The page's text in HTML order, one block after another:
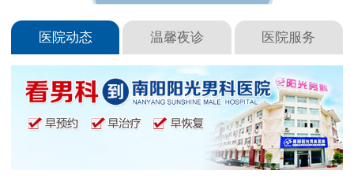
医院动态 温馨夜诊 医院服务